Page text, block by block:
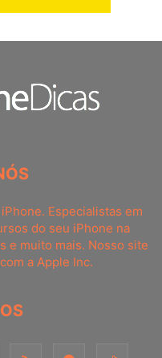
Especialistas em
do seu iPhone na
e muito mais. Nosso site
a Apple Inc.